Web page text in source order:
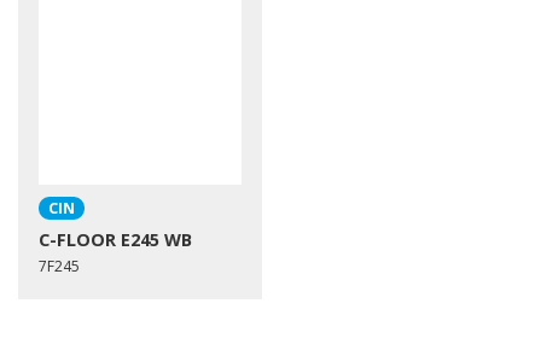
CIN
C-FLOOR E245 WB
7F245